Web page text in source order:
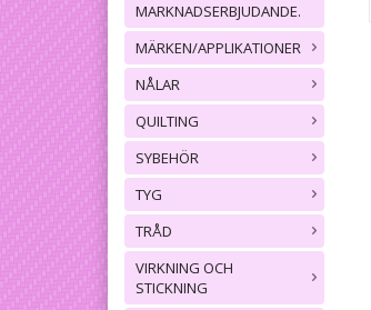
MARKNADSERBJUDANDE.
MÄRKEN/APPLIKATIONER
NÅLAR
QUILTING
SYBEHÖR
TYG
TRÅD
VIRKNING OCH
STICKNING